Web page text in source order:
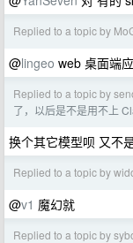
Replied to a topic by
@lingeo web 桌面端
Replied to a topic by
了，以后是不是用不上
换个其它模型呗 又不
Replied to a topic by
@v1 魔幻就
Replied to a topic by